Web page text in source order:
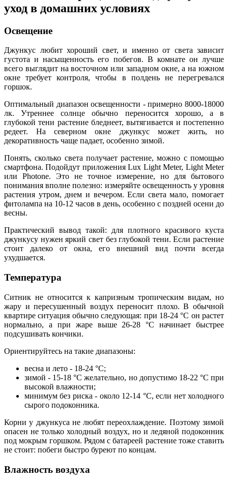
уход в домашних условиях
Освещение
Джункус любит хороший свет, и именно от света зависит
густота и насыщенность его побегов. В комнате он лучше
всего выглядит на восточном или западном окне, а на южном
окне требует контроля, чтобы в полдень не перегревался
горшок.
Оптимальный диапазон освещенности - примерно 8000-18000
лк. Утреннее солнце обычно переносится хорошо, а в
глубокой тени растение бледнеет, вытягивается и постепенно
редеет. На северном окне джункус может жить, но
декоративность чаще падает, особенно зимой.
Понять, сколько света получает растение, можно с помощью
смартфона. Подойдут приложения Lux Light Meter, Light Meter
или Photone. Это не точное измерение, но для бытового
понимания вполне полезно: измеряйте освещенность у уровня
растения утром, днем и вечером. Если света мало, помогает
фитолампа на 10-12 часов в день, особенно с поздней осени до
весны.
Практический вывод такой: для плотного красивого куста
джункусу нужен яркий свет без глубокой тени. Если растение
стоит далеко от окна, его внешний вид почти всегда
ухудшается.
Температура
Ситник не относится к капризным тропическим видам, но
жару и пересушенный воздух переносит плохо. В обычной
квартире ситуация обычно следующая: при 18-24 °C он растет
нормально, а при жаре выше 26-28 °C начинает быстрее
подсушивать кончики.
Ориентируйтесь на такие диапазоны:
весна и лето - 18-24 °C;
зимой - 15-18 °C желательно, но допустимо 18-22 °C при
высокой влажности;
минимум без риска - около 12-14 °C, если нет холодного
сырого подоконника.
Корни у джункуса не любят переохлаждение. Поэтому зимой
опасен не только холодный воздух, но и ледяной подоконник
под мокрым горшком. Рядом с батареей растение тоже ставить
не стоит: побеги быстро буреют по концам.
Влажность воздуха